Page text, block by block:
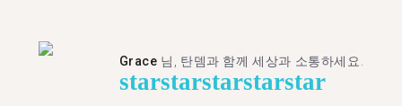
Grace 님, 탄뎀과 함께 세상과 소통하세요.
starstarstarstarstar